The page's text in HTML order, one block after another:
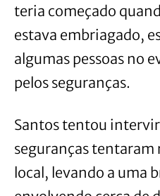
teria começado
estava embriagado,
algumas pessoas no
pelos seguranças.
Santos tentou
seguranças
local, levando a uma